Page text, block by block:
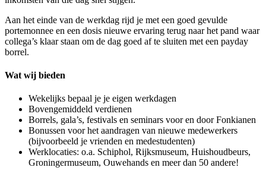
Aan het einde van de werkdag rijd je met een goed gevulde
portemonnee en een dosis nieuwe ervaring terug naar het pand waar
collega’s klaar staan om de dag goed af te sluiten met een payday
borrel.
Wat wij bieden
Wekelijks bepaal je je eigen werkdagen
Bovengemiddeld verdienen
Borrels, gala’s, festivals en seminars voor en door Fonkianen
Bonussen voor het aandragen van nieuwe medewerkers
(bijvoorbeeld je vrienden en medestudenten)
Werklocaties: o.a. Schiphol, Rijksmuseum, Huishoudbeurs,
Groningermuseum, Ouwehands en meer dan 50 andere!